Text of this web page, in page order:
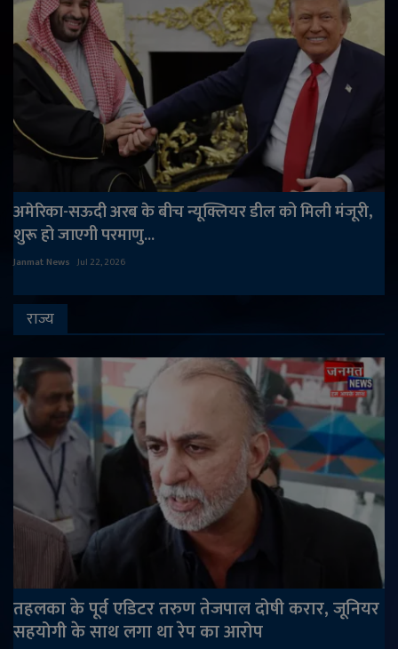
अमेरिका-सऊदी अरब के बीच न्यूक्लियर डील को मिली मंजूरी,
शुरू हो जाएगी परमाणु...
Janmat News Jul 22, 2026
राज्य
तहलका के पूर्व एडिटर तरुण तेजपाल दोषी करार, जूनियर
सहयोगी के साथ लगा था रेप का आरोप